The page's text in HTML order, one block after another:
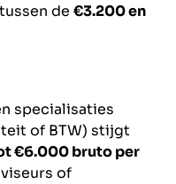
de €3.200 en
specialisaties
of BTW) stijgt
€6.000 bruto per
of